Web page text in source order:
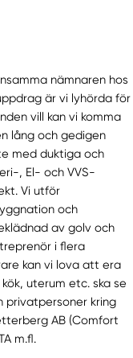
nämnaren hos
är vi lyhörda för
vill kan vi komma
lång och gedigen
med duktiga och
, El- och VVS-
Vi utför
och
av golv och
i flera
kan vi lova att era
uterum etc. ska se
privatpersoner kring
AB (Comfort
m.fl.